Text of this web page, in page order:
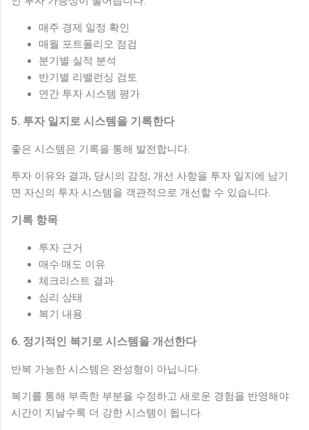
매주 경제 일정 확인
매월 포트폴리오 점검
분기별 실적 분석
반기별 리밸런싱 검토
연간 투자 시스템 평가
5. 투자 일지로 시스템을 기록한다
좋은 시스템은 기록을 통해 발전합니다.
투자 이유와 결과, 당시의 감정, 개선 사항을 투자 일지에 남기
면 자신의 투자 시스템을 객관적으로 개선할 수 있습니다.
기록 항목
투자 근거
매수·매도 이유
체크리스트 결과
심리 상태
복기 내용
6. 정기적인 복기로 시스템을 개선한다
반복 가능한 시스템은 완성형이 아닙니다.
복기를 통해 부족한 부분을 수정하고 새로운 경험을 반영해야
시간이 지날수록 더 강한 시스템이 됩니다.